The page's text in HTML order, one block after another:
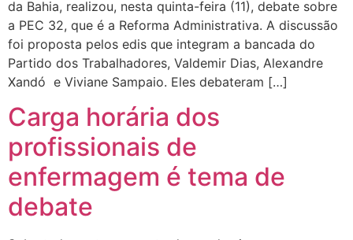
da Bahia, realizou, nesta quinta-feira (11), debate sobre
a PEC 32, que é a Reforma Administrativa. A discussão
foi proposta pelos edis que integram a bancada do
Partido dos Trabalhadores, Valdemir Dias, Alexandre
Xandó e Viviane Sampaio. Eles debateram […]
Carga horária dos
profissionais de
enfermagem é tema de
debate